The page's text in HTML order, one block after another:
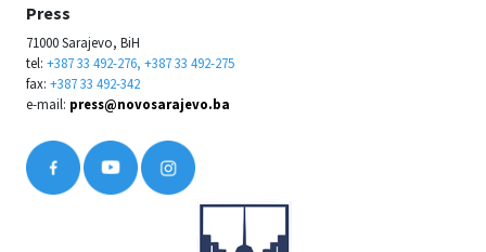
Press
71000 Sarajevo, BiH
tel: +387 33 492-276, +387 33 492-275
fax: +387 33 492-342
e-mail: press@novosarajevo.ba